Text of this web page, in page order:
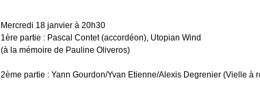
Mercredi 18 janvier à 20h30
1ère partie : Pascal Contet (accordéon), Utopian Wind
(à la mémoire de Pauline Oliveros)
2ème partie : Yann Gourdon/Yvan Etienne/Alexis Degrenier (Vielle à